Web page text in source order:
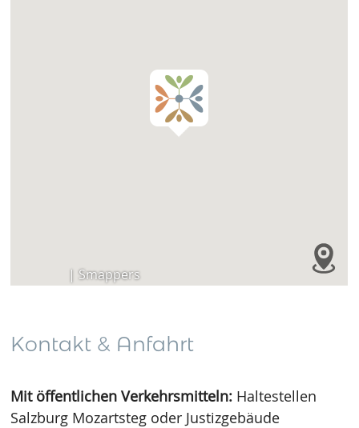
Kontakt & Anfahrt
Mit öffentlichen Verkehrsmitteln: Haltestellen
Salzburg Mozartsteg oder Justizgebäude